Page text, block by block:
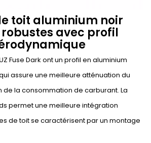
toit aluminium noir
avec profil
Fuse Dark ont un profil en aluminium
assure une meilleure atténuation du
de la consommation de carburant. La
permet une meilleure intégration
de toit se caractérisent par un montage